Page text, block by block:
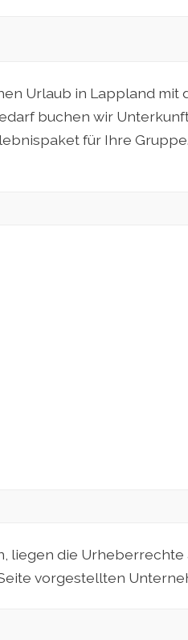
Urlaub in Lappland mit
buchen wir
für Ihre
liegen die Urheberrechte
vorgestellten